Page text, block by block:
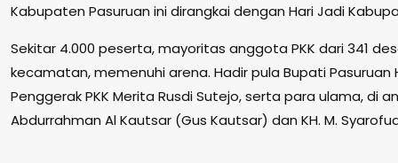
Kabupaten Pasuruan ini dirangkai dengan Hari Jadi
Sekitar 4.000 peserta, mayoritas anggota PKK dari 341
kecamatan, memenuhi arena. Hadir pula Bupati Pasuruan
Penggerak PKK Merita Rusdi Sutejo, serta para ulama, di
Abdurrahman Al Kautsar (Gus Kautsar) dan KH. M.